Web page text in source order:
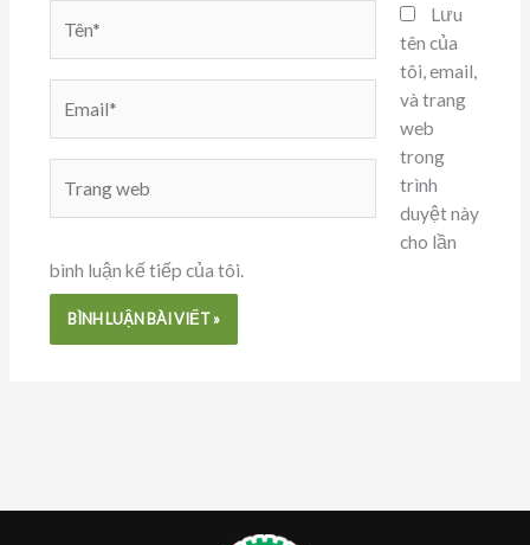
web
Lưu
tên của
tôi, email,
và trang
web
trong
trình
duyệt này
cho lần
bình luận kế tiếp của tôi.